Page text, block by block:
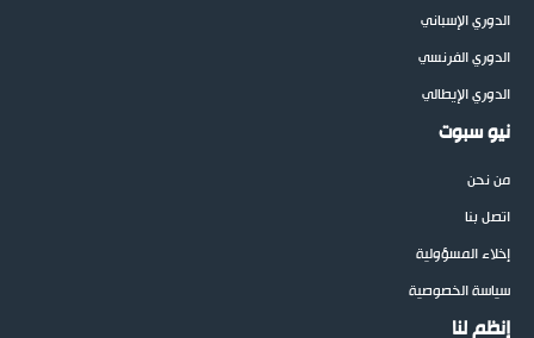
الدوري الإسباني
الدوري الفرنسي
الدوري الإيطالي
نيو سبوت
من نحن
اتصل بنا
إخلاء المسؤولية
سياسة الخصوصية
إنظم لنا